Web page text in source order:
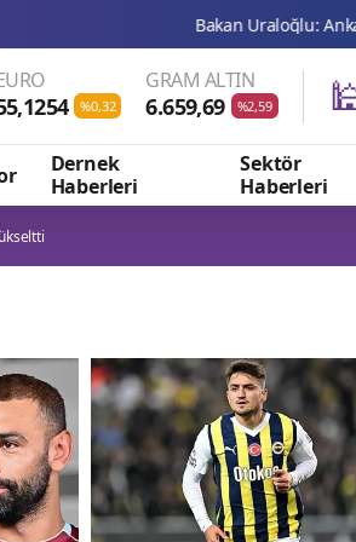
Bakan Uraloğlu: Ankara-Kayseri 1
%0,32
GRAM ALTIN
6.659,69 %2,59
Dernek
Haberleri
Sektör
Haberleri